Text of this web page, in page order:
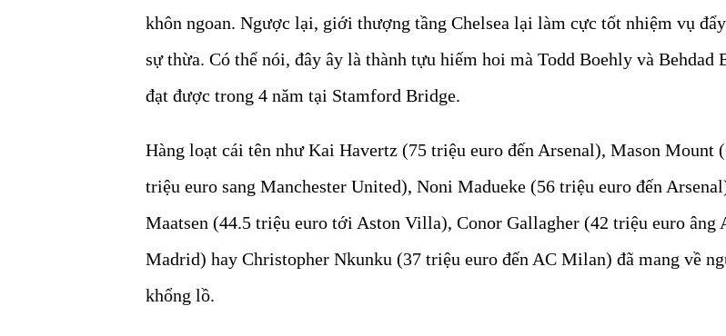
khôn ngoan. Ngược lại, giới thượng tầng Chelsea lại làm cực tốt nhiệm vụ
sự thừa. Có thể nói, đây ây là thành tựu hiếm hoi mà Todd Boehly và Behdad
đạt được trong 4 năm tại Stamford Bridge.
Hàng loạt cái tên như Kai Havertz (75 triệu euro đến Arsenal), Mason Mount
triệu euro sang Manchester United), Noni Madueke (56 triệu euro đến
Maatsen (44.5 triệu euro tới Aston Villa), Conor Gallagher (42 triệu euro âng
Madrid) hay Christopher Nkunku (37 triệu euro đến AC Milan) đã mang về
khổng lồ.